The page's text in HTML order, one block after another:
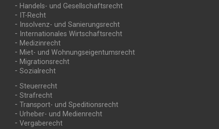
Navigation
überspringen
Handels- und Gesellschaftsrecht
IT-Recht
Insolvenz- und Sanierungsrecht
Internationales Wirtschaftsrecht
Medizinrecht
Miet- und Wohnungs­eigentumsrecht
Migrationsrecht
Sozialrecht
Navigation
überspringen
Steuerrecht
Strafrecht
Transport- und Speditionsrecht
Urheber- und Medienrecht
Vergaberecht